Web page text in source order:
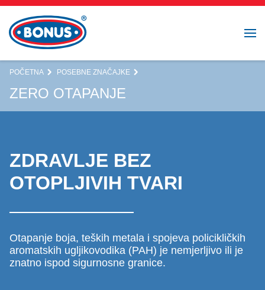
POČETNA POSEBNE ZNAČAJKE
ZERO OTAPANJE
ZDRAVLJE BEZ
OTOPLJIVIH TVARI
Otapanje boja, teških metala i spojeva policikličkih
aromatskih ugljikovodika (PAH) je nemjerljivo ili je
znatno ispod sigurnosne granice.